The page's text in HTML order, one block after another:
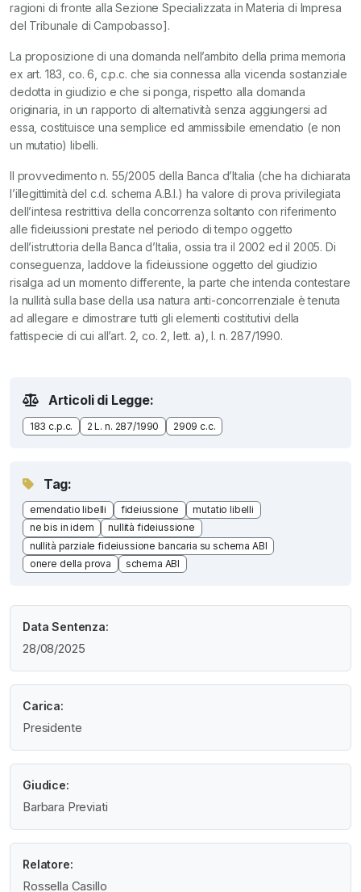
ragioni di fronte alla Sezione Specializzata in Materia di Impresa
del Tribunale di Campobasso].
La proposizione di una domanda nell’ambito della prima memoria
ex art. 183, co. 6, c.p.c. che sia connessa alla vicenda sostanziale
dedotta in giudizio e che si ponga, rispetto alla domanda
originaria, in un rapporto di alternatività senza aggiungersi ad
essa, costituisce una semplice ed ammissibile emendatio (e non
un mutatio) libelli.
Il provvedimento n. 55/2005 della Banca d’Italia (che ha dichiarata
l’illegittimità del c.d. schema A.B.I.) ha valore di prova privilegiata
dell’intesa restrittiva della concorrenza soltanto con riferimento
alle fideiussioni prestate nel periodo di tempo oggetto
dell’istruttoria della Banca d’Italia, ossia tra il 2002 ed il 2005. Di
conseguenza, laddove la fideiussione oggetto del giudizio
risalga ad un momento differente, la parte che intenda contestare
la nullità sulla base della usa natura anti-concorrenziale è tenuta
ad allegare e dimostrare tutti gli elementi costitutivi della
fattispecie di cui all’art. 2, co. 2, lett. a), l. n. 287/1990.
Articoli di Legge:
183 c.p.c. 2 L. n. 287/1990 2909 c.c.
Tag:
emendatio libelli fideiussione
mutatio libelli
ne bis in idem
nullità fideiussione
nullità parziale fideiussione bancaria su schema ABI
onere della prova
schema ABI
Data Sentenza:
28/08/2025
Carica:
Presidente
Giudice:
Barbara Previati
Relatore:
Rossella Casillo